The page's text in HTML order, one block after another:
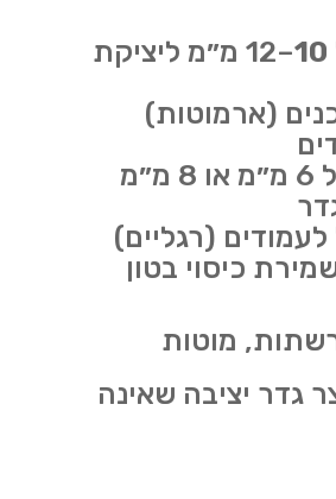
10
–12 מ״מ ליציקת
(ארמוטות)
רשתות ברזל 6 מ״מ או 8 מ״מ
(רגליים)
כיסוי בטון
מוטות
גדר יציבה שאינה